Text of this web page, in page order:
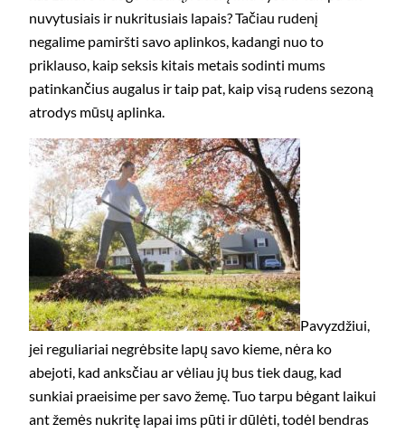
nuvytusiais ir nukritusiais lapais? Tačiau rudenį
negalime pamiršti savo aplinkos, kadangi nuo to
priklauso, kaip seksis kitais metais sodinti mums
patinkančius augalus ir taip pat, kaip visą rudens sezoną
atrodys mūsų aplinka.
Pavyzdžiui,
jei reguliariai negrėbsite lapų savo kieme, nėra ko
abejoti, kad anksčiau ar vėliau jų bus tiek daug, kad
sunkiai praeisime per savo žemę. Tuo tarpu bėgant laikui
ant žemės nukritę lapai ims pūti ir dūlėti, todėl bendras